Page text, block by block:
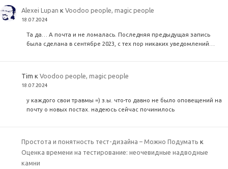
Alexei Lupan кVoodoo people, magic people
18.07.2024
Та да… А почта и не ломалась. Последняя предыдущая запись
была сделана в сентябре 2023, с тех пор никаких уведомлений…
Tim кVoodoo people, magic people
18.07.2024
у каждого свои травмы =) з.ы. что-то давно не было оповещений на
почту о новых постах. надеюсь сейчас починилось
Простота и понятность тест-дизайна – Можно Подумать к
Оценка времени на тестирование: неочевидные надводные
камни